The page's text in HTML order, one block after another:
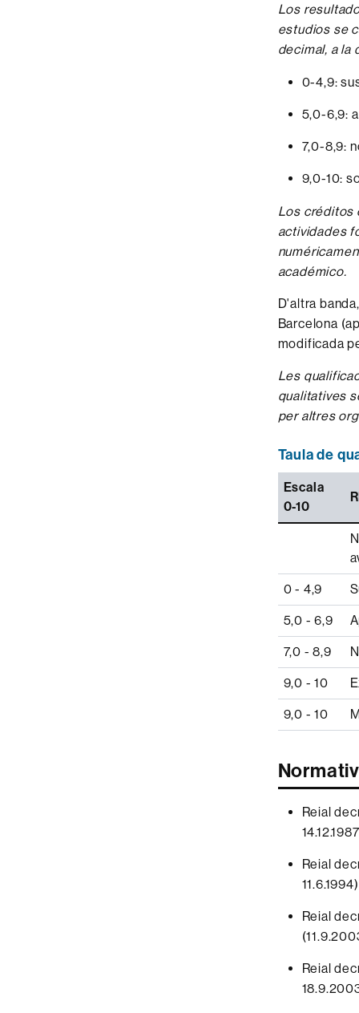
Los
estudios se
decimal, a la
0-4,9:
5,0-6,9:
7,0-8,9:
9,0-10:
Los créditos
actividades
académico.
D'altra
Barcelona
modificada
Les
qualitatives
per altres
Taula de
Escala
0-10
0 - 4,9
5,0 - 6,9
7,0 - 8,9
9,0 - 10
9,0 - 10
Reial
Reial
Reial
Reial